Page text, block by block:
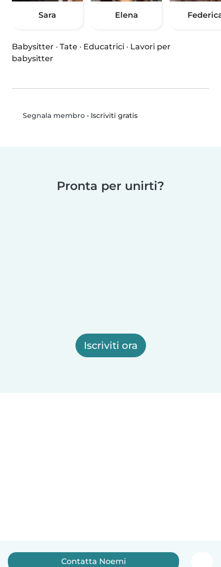
Sara Elena
Babysitter · Tate · Educatrici · Lavori per
babysitter
Segnala membro• Iscriviti gratis
Pronta per unirti?
Iscriviti ora
Contatta Noemi